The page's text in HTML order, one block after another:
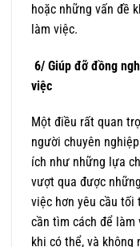
hoặc những vấn đề
làm việc.
6/ Giúp đỡ đồng
việc
Một điều rất quan
người chuyên
ích như những lựa
vượt qua được
việc hơn yêu cầu tối
cần tìm cách để làm
khi có thể, và